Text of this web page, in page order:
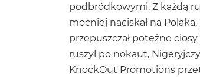
podbródkowymi. Z każdą
mocniej naciskał na
przepuszczał potężne
ruszył po nokaut,
KnockOut Promotions